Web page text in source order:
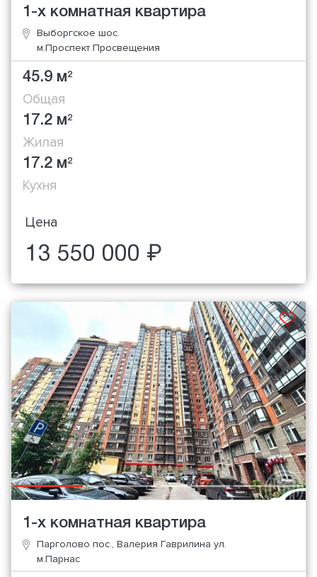
1-х комнатная квартира
Выборгское шос.
м.Проспект Просвещения
45.9 м2
Общая
17.2 м2
Жилая
17.2 м2
Кухня
Цена
13 550 000 ₽
1-х комнатная квартира
Парголово пос., Валерия Гаврилина ул.
м.Парнас